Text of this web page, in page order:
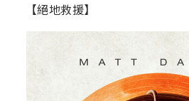
【絕地救援】